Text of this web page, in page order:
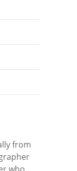
from